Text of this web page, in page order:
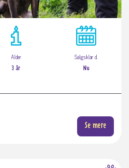
Alder
3 år
Salgsklar d.
Nu
Se mere